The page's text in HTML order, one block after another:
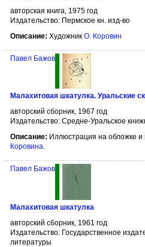
авторская книга, 1975 год
Издательство: Пермское кн. изд-во
Описание: Художник О. Коровин
Павел Бажов
Малахитовая шкатулка. Уральские
авторский сборник, 1967 год
Издательство: Средне-Уральское
Описание: Иллюстрация на обложке
Коровина.
Павел Бажов
Малахитовая шкатулка
авторский сборник, 1961 год
Издательство: Государственное
литературы